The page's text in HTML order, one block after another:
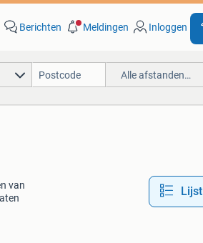
Berichten Meldingen Inloggen
Alle afstanden…
van
Lijst